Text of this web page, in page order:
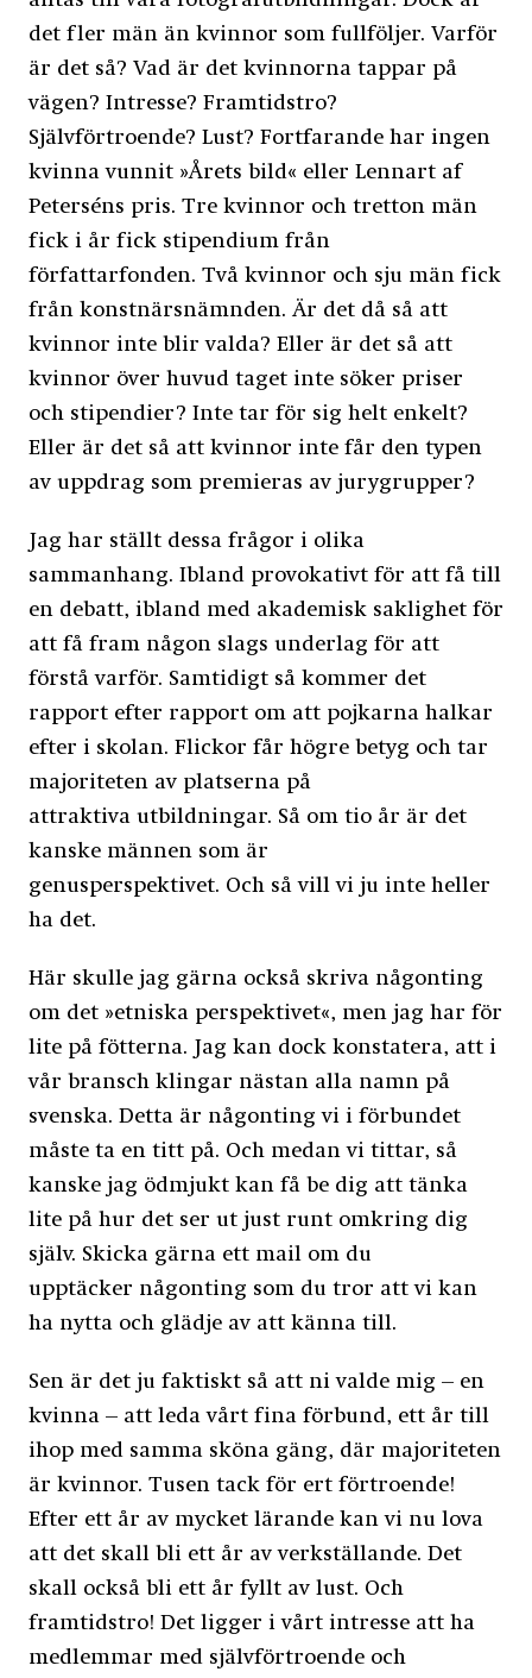
det fler män än kvinnor som fullföljer. Varför
är det så? Vad är det kvinnorna tappar på
vägen? Intresse? Framtidstro?
Självförtroende? Lust? Fortfarande har ingen
kvinna vunnit »Årets bild« eller Lennart af
Peterséns pris. Tre kvinnor och tretton män
fick i år fick stipendium från
författarfonden. Två kvinnor och sju män fick
från konstnärsnämnden. Är det då så att
kvinnor inte blir valda? Eller är det så att
kvinnor över huvud taget inte söker priser
och stipendier? Inte tar för sig helt enkelt?
Eller är det så att kvinnor inte får den typen
av uppdrag som premieras av jurygrupper?
Jag har ställt dessa frågor i olika
sammanhang. Ibland provokativt för att få till
en debatt, ibland med akademisk saklighet för
att få fram någon slags underlag för att
förstå varför. Samtidigt så kommer det
rapport efter rapport om att pojkarna halkar
efter i skolan. Flickor får högre betyg och tar
majoriteten av platserna på
attraktiva utbildningar. Så om tio år är det
kanske männen som är
genusperspektivet. Och så vill vi ju inte heller
ha det.
Här skulle jag gärna också skriva någonting
om det »etniska perspektivet«, men jag har för
lite på fötterna. Jag kan dock konstatera, att i
vår bransch klingar nästan alla namn på
svenska. Detta är någonting vi i förbundet
måste ta en titt på. Och medan vi tittar, så
kanske jag ödmjukt kan få be dig att tänka
lite på hur det ser ut just runt omkring dig
själv. Skicka gärna ett mail om du
upptäcker någonting som du tror att vi kan
ha nytta och glädje av att känna till.
Sen är det ju faktiskt så att ni valde mig – en
kvinna – att leda vårt fina förbund, ett år till
ihop med samma sköna gäng, där majoriteten
är kvinnor. Tusen tack för ert förtroende!
Efter ett år av mycket lärande kan vi nu lova
att det skall bli ett år av verkställande. Det
skall också bli ett år fyllt av lust. Och
framtidstro! Det ligger i vårt intresse att ha
medlemmar med självförtroende och